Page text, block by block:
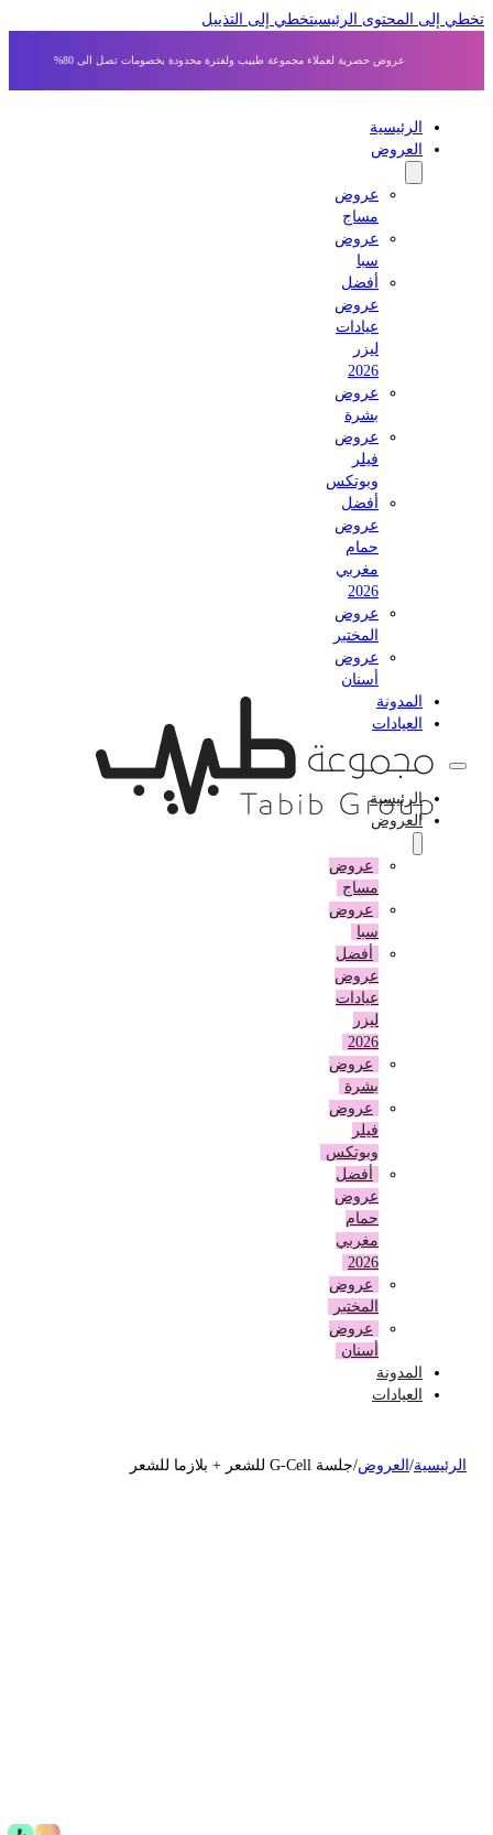
إلى المحتوى الرئيسي تخطي إلى التذييل
عروض حصرية لعملاء مجموعة طبيب ولفترة محدودة بخصومات تصل الى 80%
الرئيسية
العروض
عروض
مساج
عروض
أفضل
عروض
عيادات
عروض
بشرة
عروض
وبوتكس
أفضل
عروض
حمام
مغربي
عروض
المختبر
عروض
أسنان
المدونة
العيادات
الرئيسية
العروض
عروض
مساج
عروض
أفضل
عروض
عيادات
عروض
بشرة
عروض
وبوتكس
أفضل
عروض
حمام
مغربي
عروض
المختبر
عروض
أسنان
المدونة
العيادات
/العروض جلسة G-Cell للشعر + بلازما للشعر